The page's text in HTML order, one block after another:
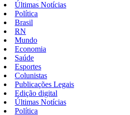
Últimas Notícias
Política
Brasil
RN
Mundo
Economia
Saúde
Esportes
Colunistas
Publicações Legais
Edição digital
Últimas Notícias
Política